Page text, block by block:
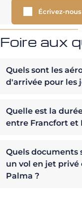
Écrivez-nous
Foire aux
Quels sont les
d'arrivée pour les
Quelle est la
entre Francfort et
Quels documents
un vol en jet
Palma ?